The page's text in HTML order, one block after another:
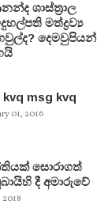
ශාස්ත‍්‍රාල
මත්ද්‍රව්‍ය
දෙමවුපියන්
msg kvq
01, 2016
සොරාගත්
දී අමාරුවේ
2018